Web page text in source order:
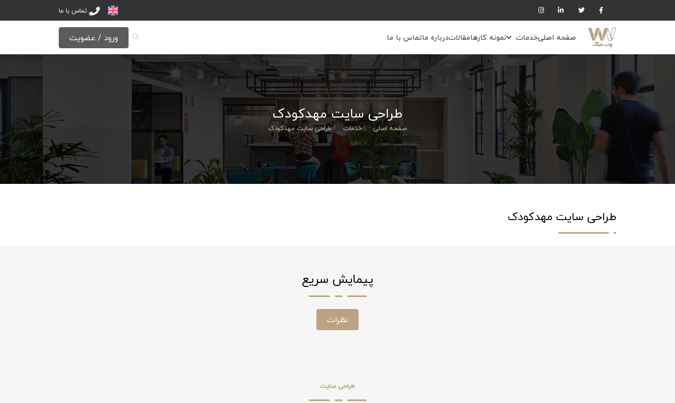
تماس با ما
صفحه اصلیخدمات نمونه کارهامقالاتدرباره ماتماس با ما ورود / عضویت
طراحی سایت مهدکودک
صفحه اصلی خدمات طراحی سایت مهدکودک
طراحی سایت مهدکودک
پیمایش سریع
نظرات
طراحی سایت